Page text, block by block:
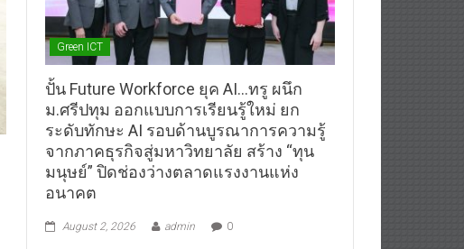
Green ICT
ปั้น Future Workforce ยุค AI…ทรู ผนึก
ม.ศรีปทุม ออกแบบการเรียนรู้ใหม่ ยก
ระดับทักษะ AI รอบด้านบูรณาการความรู้
จากภาคธุรกิจสู่มหาวิทยาลัย สร้าง “ทุน
มนุษย์” ปิดช่องว่างตลาดแรงงานแห่ง
อนาคต
August 2, 2026 admin 0